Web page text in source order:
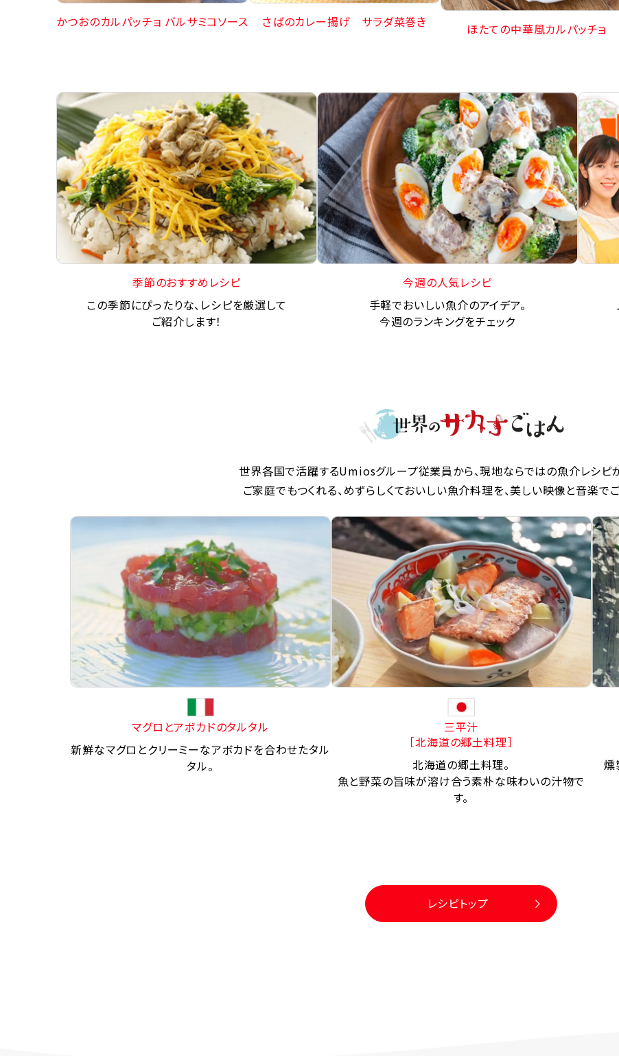
かつおのカルパッチョ バルサミコソース さばのカレー揚げ サラダ菜巻き ほたての中華風カルパッチョ
季節のおすすめレシピ
この季節にぴったりな、レシピを厳選して
ご紹介します！
今週の人気レシピ
手軽でおいしい魚介のアイデア。
今週のランキングをチェック
世界各国で活躍するUmiosグループ従業員から、現地ならではの魚介レシピ
ご家庭でもつくれる、めずらしくておいしい魚介料理を、美しい映像と音楽で
マグロとアボカドのタルタル
新鮮なマグロとクリーミーなアボカドを合わせたタル
タル。
三平汁
［北海道の郷土料理］
北海道の郷土料理。
魚と野菜の旨味が溶け合う素朴な味わいの汁物で
す。
燻
レシピトップ